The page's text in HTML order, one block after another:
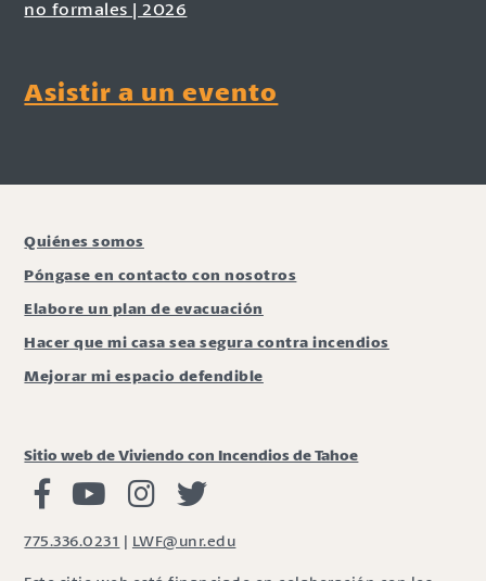
no formales | 2026
Asistir a un evento
Quiénes somos
Póngase en contacto con nosotros
Elabore un plan de evacuación
Hacer que mi casa sea segura contra incendios
Mejorar mi espacio defendible
Sitio web de Viviendo con Incendios de Tahoe
Viviendo con Incendios Facebook
Vivir con fuego Youtube
Vivir con fuego Instagram
775.336.0231 | LWF@unr.edu